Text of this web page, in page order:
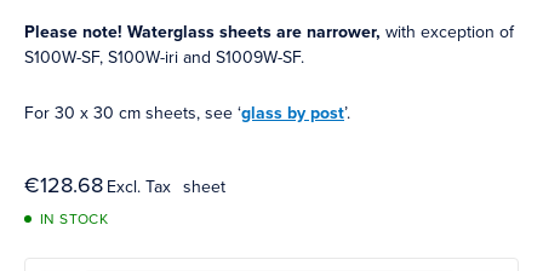
Please note! Waterglass sheets are narrower, with exception of
S100W-SF, S100W-iri and S1009W-SF.
For 30 x 30 cm sheets, see ‘glass by post’.
IN STOCK
€128.68 sheet